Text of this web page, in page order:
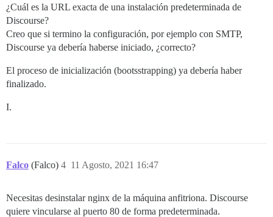
¿Cuál es la URL exacta de una instalación predeterminada de
Discourse?
Creo que si termino la configuración, por ejemplo con SMTP,
Discourse ya debería haberse iniciado, ¿correcto?
El proceso de inicialización (bootsstrapping) ya debería haber
finalizado.
I.
Falco (Falco) 11 Agosto, 2021 16:47
4
Necesitas desinstalar nginx de la máquina anfitriona. Discourse
quiere vincularse al puerto 80 de forma predeterminada.